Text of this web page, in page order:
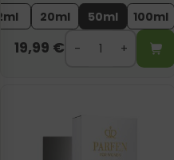
20ml 50ml 100ml
19,99 €